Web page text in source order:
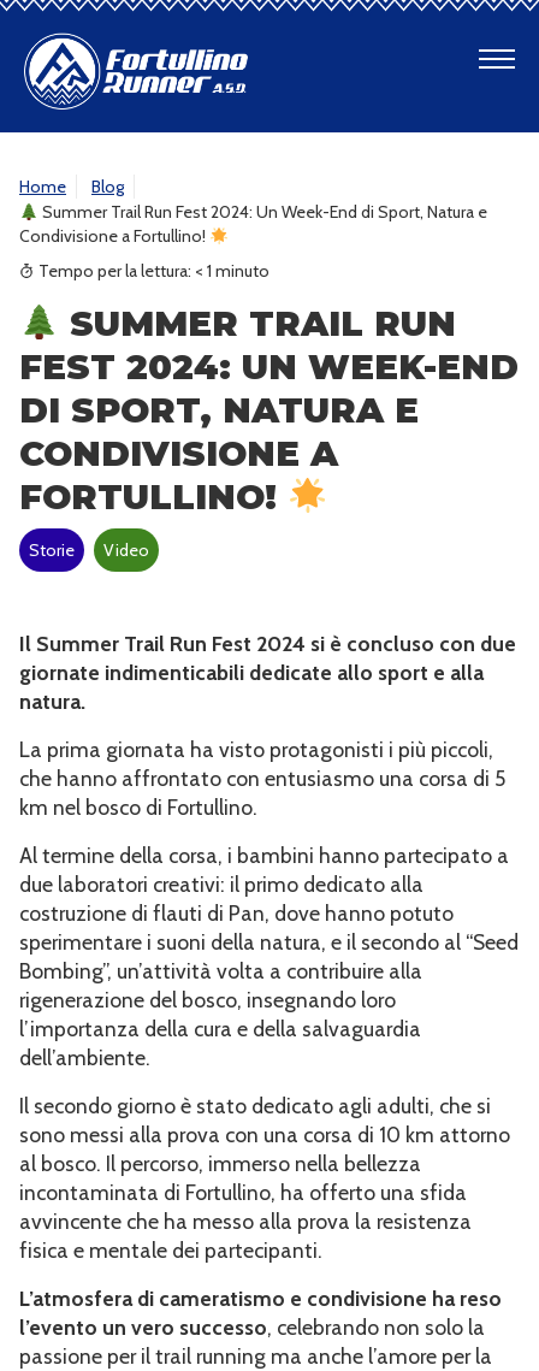
SENTIERI
PROGETTI
BLOG
GALLERY
CONTATTI
AREA TESSERATI
Home
Blog
Summer Trail Run Fest 2024: Un Week-End di Sport, Natura e
Condivisione a Fortullino!
Tempo per la lettura: < 1 minuto
SUMMER TRAIL RUN
FEST 2024: UN WEEK-END
DI SPORT, NATURA E
CONDIVISIONE A
FORTULLINO!
Storie Video
Il Summer Trail Run Fest 2024 si è concluso con due
giornate indimenticabili dedicate allo sport e alla
natura.
La prima giornata ha visto protagonisti i più piccoli,
che hanno affrontato con entusiasmo una corsa di 5
km nel bosco di Fortullino.
Al termine della corsa, i bambini hanno partecipato a
due laboratori creativi: il primo dedicato alla
costruzione di flauti di Pan, dove hanno potuto
sperimentare i suoni della natura, e il secondo al “Seed
Bombing”, un’attività volta a contribuire alla
rigenerazione del bosco, insegnando loro
l’importanza della cura e della salvaguardia
dell’ambiente.
Il secondo giorno è stato dedicato agli adulti, che si
sono messi alla prova con una corsa di 10 km attorno
al bosco. Il percorso, immerso nella bellezza
incontaminata di Fortullino, ha offerto una sfida
avvincente che ha messo alla prova la resistenza
fisica e mentale dei partecipanti.
L’atmosfera di cameratismo e condivisione ha reso
l’evento un vero successo, celebrando non solo la
passione per il trail running ma anche l’amore per la